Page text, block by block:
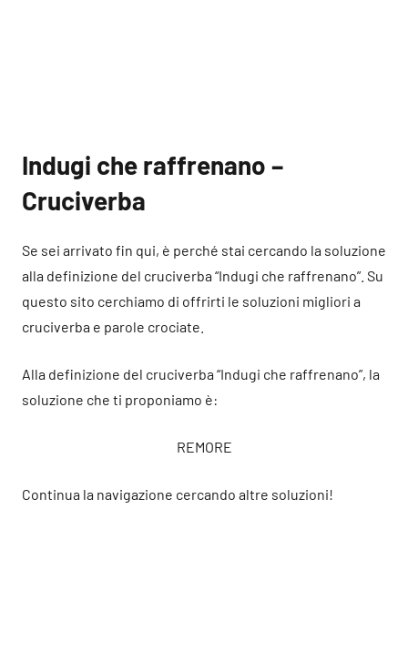
Indugi che raffrenano –
Cruciverba
Se sei arrivato fin qui, è perché stai cercando la soluzione
alla definizione del cruciverba “Indugi che raffrenano”. Su
questo sito cerchiamo di offrirti le soluzioni migliori a
cruciverba e parole crociate.
Alla definizione del cruciverba “Indugi che raffrenano”, la
soluzione che ti proponiamo è:
REMORE
Continua la navigazione cercando altre soluzioni!